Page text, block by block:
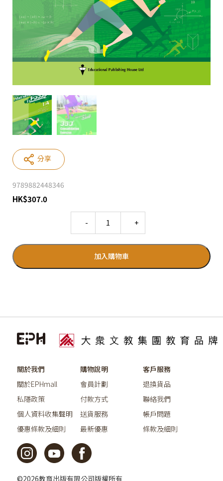
9789882448346
HK$307.0
加入購物車
分享
關於我們
關於EPHmall
私隱政策
個人資料收集聲明
優惠條款及細則
購物說明
會員計劃
付款方式
送貨服務
最新優惠
客戶服務
退換貨品
聯絡我們
帳戶問題
條款及細則
©2026教育出版有限公司版權所有